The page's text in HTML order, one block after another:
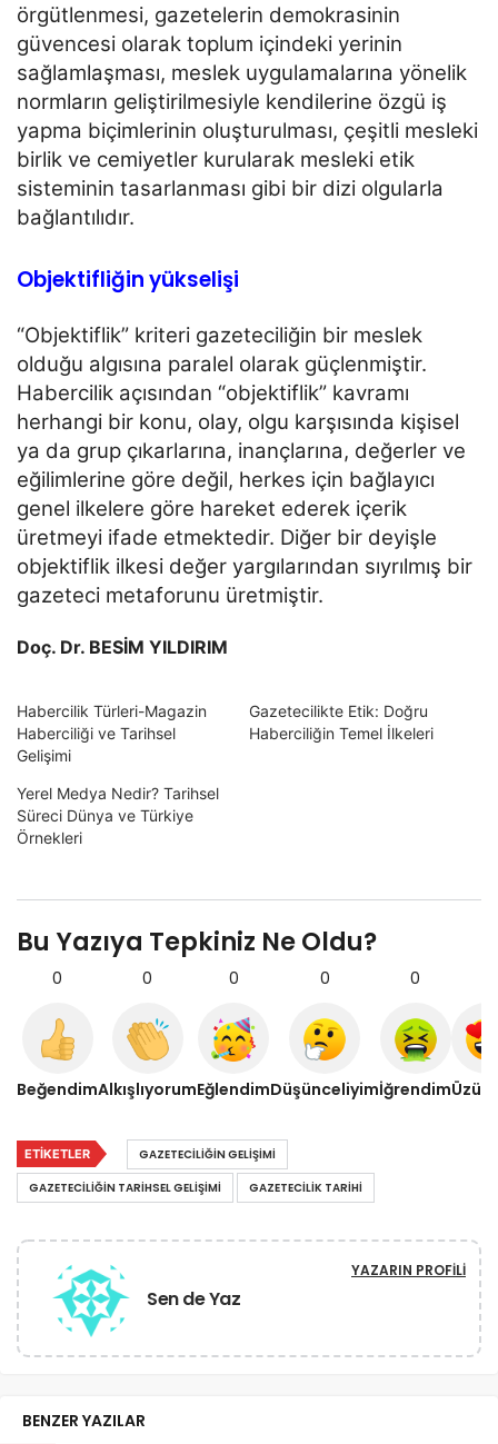
örgütlenmesi, gazetelerin demokrasinin
güvencesi olarak toplum içindeki yerinin
sağlamlaşması, meslek uygulamalarına yönelik
normların geliştirilmesiyle kendilerine özgü iş
yapma biçimlerinin oluşturulması, çeşitli mesleki
birlik ve cemiyetler kurularak mesleki etik
sisteminin tasarlanması gibi bir dizi olgularla
bağlantılıdır.
Objektifliğin yükselişi
“Objektiflik” kriteri gazeteciliğin bir meslek
olduğu algısına paralel olarak güçlenmiştir.
Habercilik açısından “objektiflik” kavramı
herhangi bir konu, olay, olgu karşısında kişisel
ya da grup çıkarlarına, inançlarına, değerler ve
eğilimlerine göre değil, herkes için bağlayıcı
genel ilkelere göre hareket ederek içerik
üretmeyi ifade etmektedir. Diğer bir deyişle
objektiflik ilkesi değer yargılarından sıyrılmış bir
gazeteci metaforunu üretmiştir.
Doç. Dr. BESİM YILDIRIM
Habercilik Türleri-Magazin
Haberciliği ve Tarihsel
Gelişimi
Gazetecilikte Etik: Doğru
Haberciliğin Temel İlkeleri
Yerel Medya Nedir? Tarihsel
Süreci Dünya ve Türkiye
Örnekleri
Bu Yazıya Tepkiniz Ne Oldu?
0
Beğendim
0
Alkışlıyorum
0
Eğlendim
0
Düşünceliyim
0
İğrendim
ETIKETLER
GAZETECILIĞIN GELIŞIMI
GAZETECILIĞIN TARIHSEL GELIŞIMI
GAZETECILIK TARIHI
Sen de Yaz
YAZARIN PROFILI
BENZER YAZILAR